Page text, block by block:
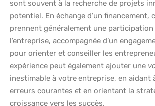
sont souvent à la recherche de projets
potentiel. En échange d’un financement,
prennent généralement une participation
l’entreprise, accompagnée d’un
pour orienter et conseiller les
expérience peut également ajouter une
inestimable à votre entreprise, en aidant
erreurs courantes et en orientant la
croissance vers les succès.